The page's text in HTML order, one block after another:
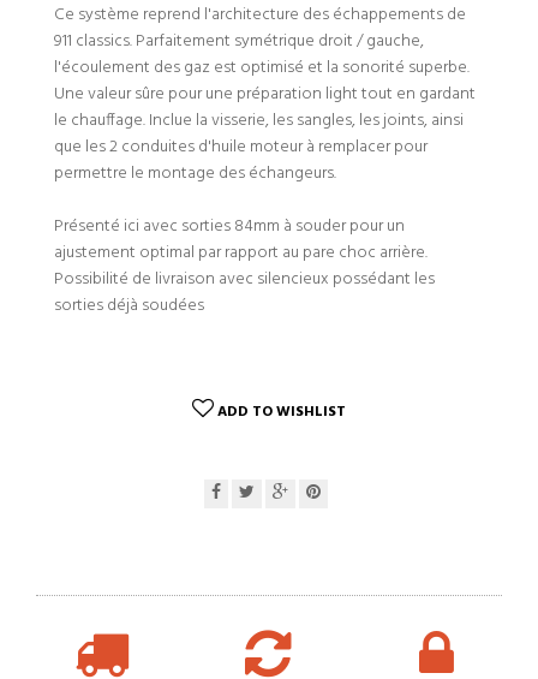
Ce système reprend l'architecture des échappements de
911 classics. Parfaitement symétrique droit / gauche,
l'écoulement des gaz est optimisé et la sonorité superbe.
Une valeur sûre pour une préparation light tout en gardant
le chauffage. Inclue la visserie, les sangles, les joints, ainsi
que les 2 conduites d'huile moteur à remplacer pour
permettre le montage des échangeurs.
Présenté ici avec sorties 84mm à souder pour un
ajustement optimal par rapport au pare choc arrière.
Possibilité de livraison avec silencieux possédant les
sorties déjà soudées
ADD TO WISHLIST